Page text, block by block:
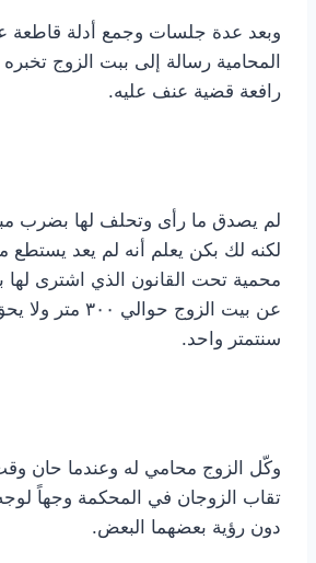
وبعد عدة جلسات وجمع أدلة قاطعة
المحامية رسالة إلى ببت الزوج
رافعة قضية عنف عليه.
لم يصدق ما رأى وتحلف لها بضرب
لكنه لك بكن يعلم أنه لم يعد يستطع
محمية تحت القانون الذي اشترى لها
عن بيت الزوج
سنتمتر واحد.
وكّل الزوج محامي له وعندما حان
تقاب الزوجان في المحكمة وجهاً
دون رؤية بعضهما البعض.